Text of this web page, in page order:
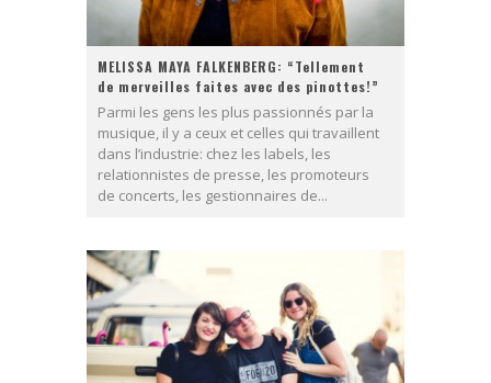
MELISSA MAYA FALKENBERG: “Tellement
de merveilles faites avec des pinottes!”
Parmi les gens les plus passionnés par la
musique, il y a ceux et celles qui travaillent
dans l’industrie: chez les labels, les
relationnistes de presse, les promoteurs
de concerts, les gestionnaires de...